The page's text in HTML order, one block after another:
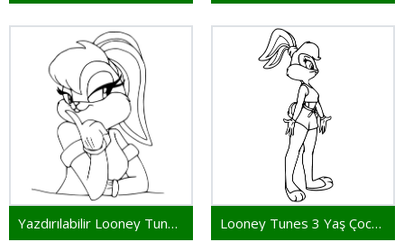
Yazdırılabilir Looney Tunes Çocuklar İçin Looney Tunes 3 Yaş Çocuklar İçin